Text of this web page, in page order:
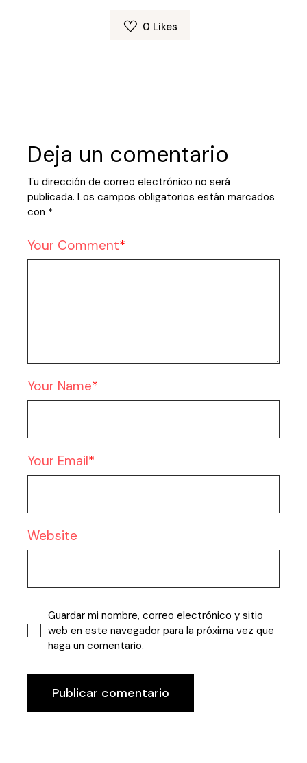
0 Likes
Deja un comentario
Tu dirección de correo electrónico no será
publicada. Los campos obligatorios están marcados
con *
Your Comment
Your Name
Your Email
Website
Guardar mi nombre, correo electrónico y sitio
web en este navegador para la próxima vez que
haga un comentario.
Publicar comentario